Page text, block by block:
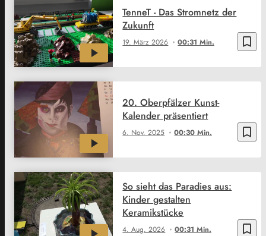
bookmark_border
19. März 2026 00:31 Min.
TenneT - Das Stromnetz der
Zukunft
bookmark_border
6. Nov. 2025 00:30 Min.
20. Oberpfälzer Kunst-
Kalender präsentiert
bookmark_border
4. Aug. 2026 00:31 Min.
So sieht das Paradies aus:
Kinder gestalten
Keramikstücke